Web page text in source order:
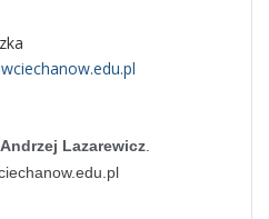
Andrzej Lazarewicz